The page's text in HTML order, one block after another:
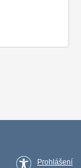
Prohlášení